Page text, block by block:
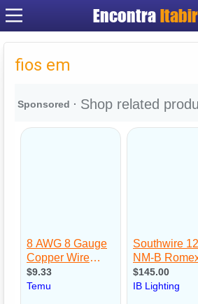
Encontra
Cadastrar
fios em